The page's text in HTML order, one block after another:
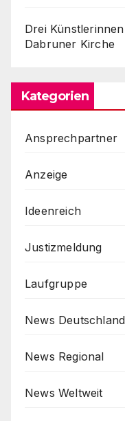
Drei
Dabruner Kirche
Kategorien
Ansprechpartner
Anzeige
Ideenreich
Justizmeldung
Laufgruppe
News Deutschland
News Regional
News Weltweit